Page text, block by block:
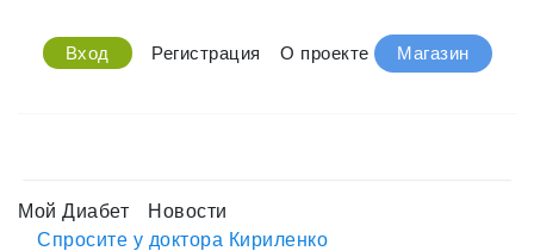
Вход Регистрация О проекте Магазин
Мой Диабет
Новости
Спросите у доктора Кириленко